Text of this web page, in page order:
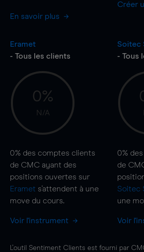
En savoir plus
Créer
Eramet
- Tous les clients
0%
N/A
0% des comptes clients
de CMC ayant des
positions ouvertes sur
Eramet s'attendent à une
move du cours.
Voir l'instrument
Soitec
- Tous
0%
de
Soitec
une
Voir
L'outil Sentiment Clients est fourni par